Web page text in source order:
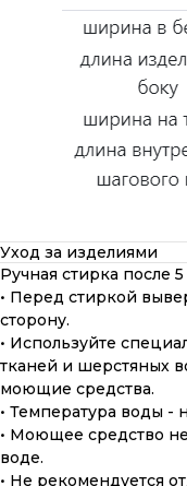
Уход за изделиями
Ручная стирка после
• Перед стиркой
сторону.
• Используйте
тканей и шерстяных
моющие средства.
• Температура воды -
• Моющее средство
воде.
• Не рекомендуется